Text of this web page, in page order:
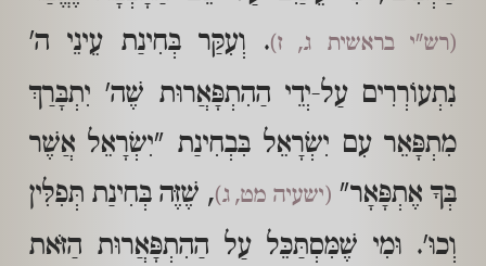
(רש"י בראשית ג, ז). וְעִקַּר בְּחִינַת עֵינֵי ה'
נִתְעוֹרְרִים עַל-יְדֵי הַהִתְפָּאֲרוּת שֶׁה' יִתְבָּרַךְ
מִתְפָּאֵר עִם יִשְׂרָאֵל בִּבְחִינַת "יִשְׂרָאֵל אֲשֶׁר
בְּךָ אֶתְפָּאָר" (ישעיה מט, ג), שֶׁזֶּה בְּחִינַת תְּפִלִּין
וְכוּ'. וּמִי שֶׁמִּסְתַּכֵּל עַל הַהִתְפָּאֲרוּת הַזֹּאת